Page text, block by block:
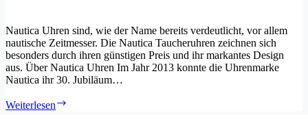
Nautica Uhren sind, wie der Name bereits verdeutlicht, vor allem
nautische Zeitmesser. Die Nautica Taucheruhren zeichnen sich
besonders durch ihren günstigen Preis und ihr markantes Design
aus. Über Nautica Uhren Im Jahr 2013 konnte die Uhrenmarke
Nautica ihr 30. Jubiläum…
Weiterlesen